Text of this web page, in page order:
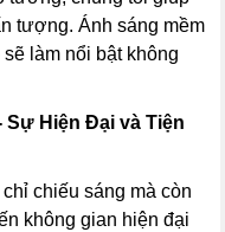
tượng. Ánh sáng mềm
làm nổi bật không
Sự Hiện Đại và Tiện
chiếu sáng mà còn
không gian hiện đại